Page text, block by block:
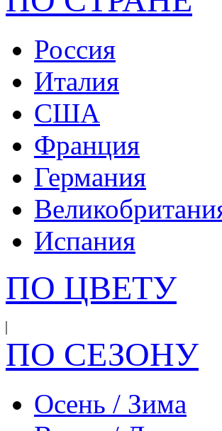
Tacher
Россия
Италия
США
Франция
Германия
Испания
ПО ЦВЕТУ
ПО СЕЗОНУ
Осень / Зима